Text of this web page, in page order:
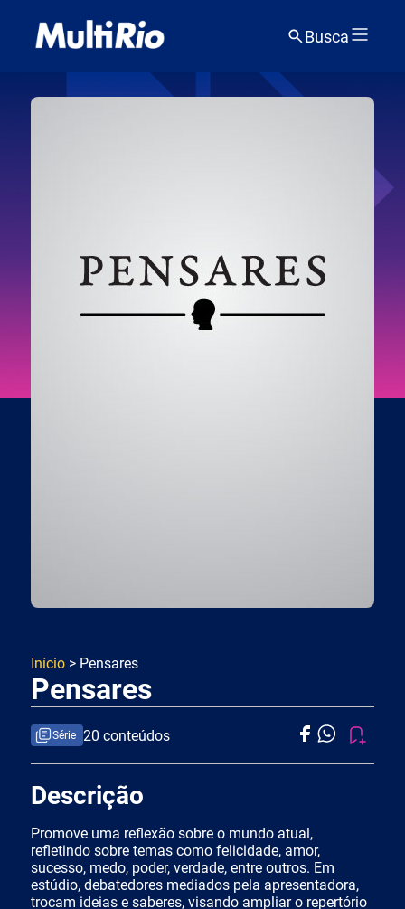
Busca
Início > Pensares
Pensares
Série 20 conteúdos
Descrição
Promove uma reflexão sobre o mundo atual,
refletindo sobre temas como felicidade, amor,
sucesso, medo, poder, verdade, entre outros. Em
estúdio, debatedores mediados pela apresentadora,
trocam ideias e saberes, visando ampliar o repertório